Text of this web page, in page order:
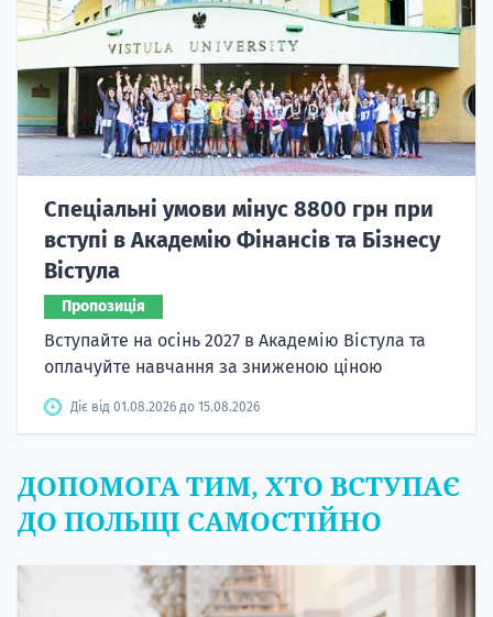
Спеціальні умови мінус 8800 грн при
вступі в Академію Фінансів та Бізнесу
Вістула
Пропозиція
Вступайте на осінь 2027 в Академію Вістула та
оплачуйте навчання за зниженою ціною
Діє від 01.08.2026 до 15.08.2026
ДОПОМОГА ТИМ, ХТО ВСТУПАЄ
ДО ПОЛЬЩІ САМОСТІЙНО